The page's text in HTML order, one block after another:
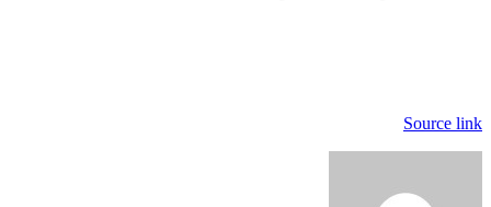
Source link